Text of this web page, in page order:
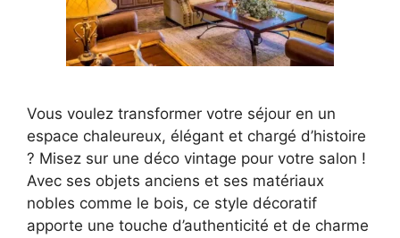
Vous voulez transformer votre séjour en un
espace chaleureux, élégant et chargé d’histoire
? Misez sur une déco vintage pour votre salon !
Avec ses objets anciens et ses matériaux
nobles comme le bois, ce style décoratif
apporte une touche d’authenticité et de charme